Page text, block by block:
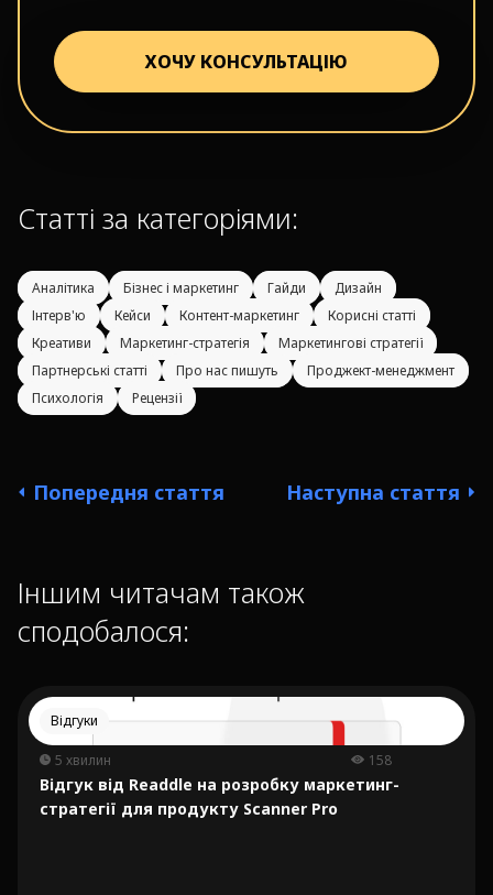
ХОЧУ КОНСУЛЬТАЦІЮ
Статті за категоріями:
Аналітика Бізнес і маркетинг Гайди
Дизайн
Інтерв'ю
Кейси Контент-маркетинг
Корисні статті
Креативи
Маркетинг-стратегія
Маркетингові стратегії
Партнерські статті
Про нас пишуть
Проджект-менеджмент
Психологія
Рецензії
Попередня стаття Наступна стаття
Іншим читачам також
сподобалося:
Відгуки
5 хвилин 158
Відгук від Readdle на розробку маркетинг-
стратегії для продукту Scanner Pro